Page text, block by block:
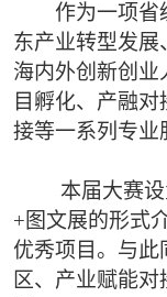
作为一项省
东产业转型发展
海内外创新创业
目孵化、产融
接等一系列专业
本届大赛设
+图文展的形式
优秀项目。与此
区、产业赋能